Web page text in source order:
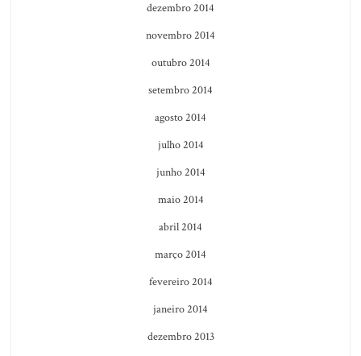
dezembro 2014
novembro 2014
outubro 2014
setembro 2014
agosto 2014
julho 2014
junho 2014
maio 2014
abril 2014
março 2014
fevereiro 2014
janeiro 2014
dezembro 2013